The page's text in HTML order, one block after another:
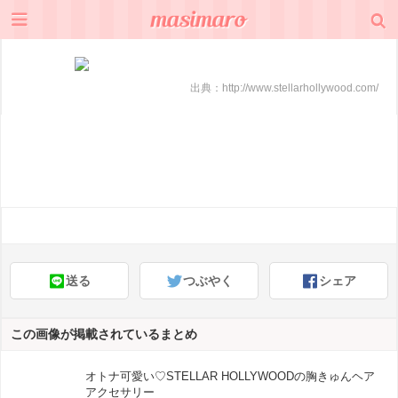
出典： http://www.stellarhollywood.com/
送る つぶやく シェア
この画像が掲載されているまとめ
オトナ可愛い♡STELLAR HOLLYWOODの胸きゅんヘア
アクセサリー